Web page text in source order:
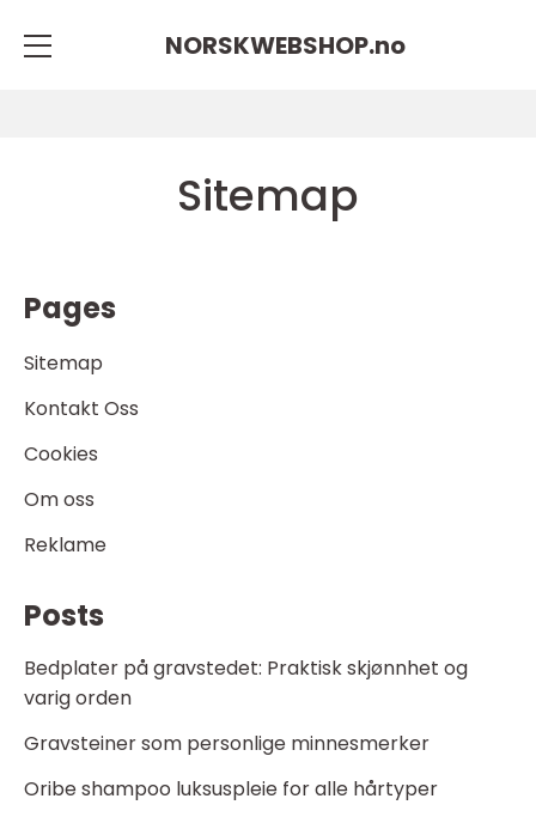
NORSKWEBSHOP.no
Sitemap
Pages
Sitemap
Kontakt Oss
Cookies
Om oss
Reklame
Posts
Bedplater på gravstedet: Praktisk skjønnhet og
varig orden
Gravsteiner som personlige minnesmerker
Oribe shampoo luksuspleie for alle hårtyper